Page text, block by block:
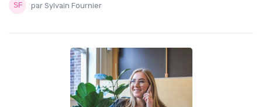
par Sylvain Fournier